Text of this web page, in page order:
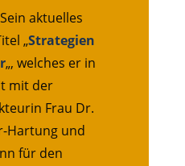
Sein aktuelles
„Strategien
„, welches er in
mit der
Frau Dr.
Hartung und
für den